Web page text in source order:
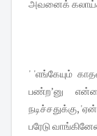
அவனைக்
' 'எங்கேயும்
பண்ற’னு
நடிச்சதுக்கு,
பரேடு